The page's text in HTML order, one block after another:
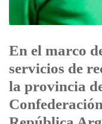
En el marco
servicios de
la provincia